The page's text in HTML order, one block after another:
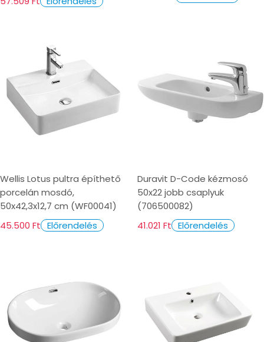
Wellis Lotus pultra építhető
porcelán mosdó,
50x42,3x12,7 cm (WF00041)
45.500 Ft Előrendelés
Duravit D-Code kézmosó
50x22 jobb csaplyuk
(706500082)
41.021 Ft Előrendelés